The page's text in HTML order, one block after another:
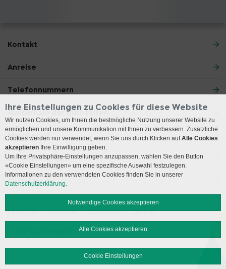
Kontakt
Anreise
Telefonnummern
Ausserhalb der Bürozeiten
Member of
Zertifizierungen
Social Media
Impressum Disclaimer Datenschutz Sitemap
Ihre Einstellungen zu Cookies für diese Website
Wir nutzen Cookies, um Ihnen die bestmögliche Nutzung unserer Website zu
ermöglichen und unsere Kommunikation mit Ihnen zu verbessern. Zusätzliche
Cookies werden nur verwendet, wenn Sie uns durch Klicken aufAlle Cookies
akzeptieren Ihre Einwilligung geben.
Um Ihre Privatsphäre-Einstellungen anzupassen, wählen Sie den Button
«Cookie Einstellungen» um eine spezifische Auswahl festzulegen.
Informationen zu den verwendeten Cookies finden Sie in unserer
Datenschutzerklärung.
Notwendige Cookies akzeptieren
Alle Cookies akzeptieren
Cookie Einstellungen